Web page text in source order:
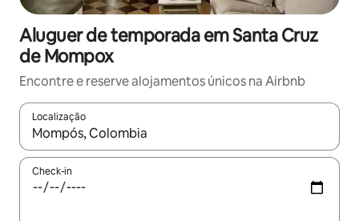
Aluguer de temporada em Santa Cruz
de Mompox
Encontre e reserve alojamentos únicos na Airbnb
Localização
Quando os resultados estiverem disponíveis, navegue com
Check-in